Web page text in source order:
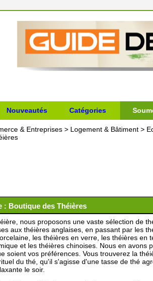
Nouveautés Catégories
& Entreprises > Logement & Bâtiment >
: Boutique des Théières
nous proposons une vaste sélection de
aux théières anglaises, en passant par les
les théières en verre, les théières en
et les théières chinoises. Nous en avons
soient vos préférences. Vous trouverez la
du thé, qu'il s'agisse d'une tasse de thé
le soir.